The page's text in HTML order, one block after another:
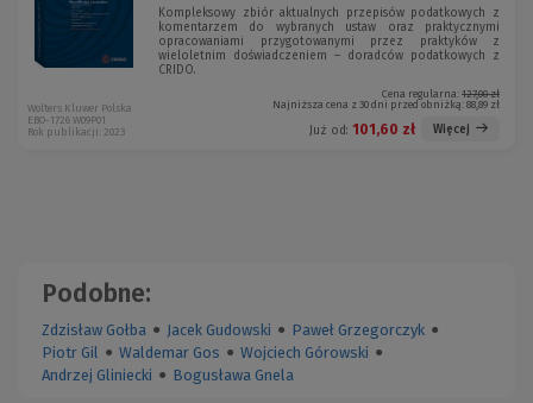
Kompleksowy zbiór aktualnych przepisów podatkowych z
komentarzem do wybranych ustaw oraz praktycznymi
opracowaniami przygotowanymi przez praktyków z
wieloletnim doświadczeniem – doradców podatkowych z
CRIDO.
Cena regularna: 127,00 zł
Najniższa cena z 30 dni przed obniżką: 88,89 zł
Już od: 101,60 zł Więcej
Wolters Kluwer Polska
EBO-1726 W09P01
Rok publikacji: 2023
Podobne:
Zdzisław Gołba ● Jacek Gudowski ● Paweł Grzegorczyk ●
Piotr Gil ● Waldemar Gos ● Wojciech Górowski ●
Andrzej Gliniecki ● Bogusława Gnela